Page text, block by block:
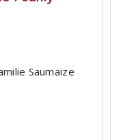
Saumaize